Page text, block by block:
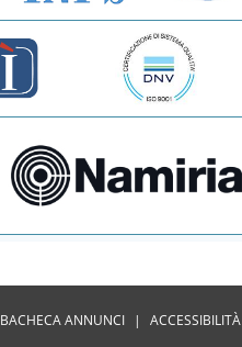
BACHECA ANNUNCI | ACCESSIBILITÀ